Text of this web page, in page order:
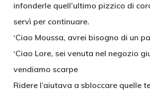
infonderle quell’ultimo pizzico di
servì per continuare.
‘Ciao Moussa, avrei bisogno di un
‘Ciao Lore, sei venuta nel negozio
vendiamo scarpe
Ridere l’aiutava a sbloccare quelle